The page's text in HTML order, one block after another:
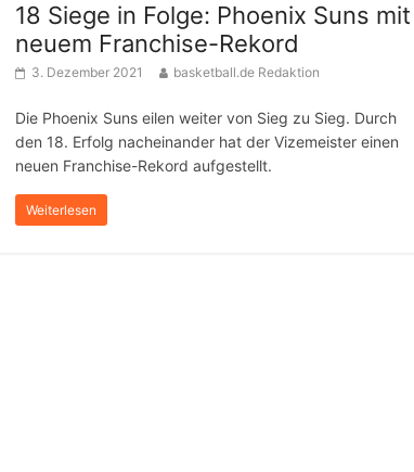
18 Siege in Folge: Phoenix Suns mit
neuem Franchise-Rekord
3. Dezember 2021 basketball.de Redaktion
Die Phoenix Suns eilen weiter von Sieg zu Sieg. Durch
den 18. Erfolg nacheinander hat der Vizemeister einen
neuen Franchise-Rekord aufgestellt.
Weiterlesen